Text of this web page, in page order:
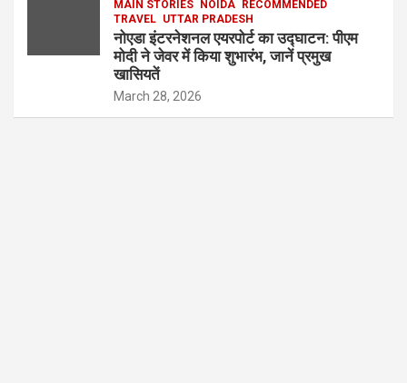
MAIN STORIES
NOIDA
RECOMMENDED
TRAVEL UTTAR PRADESH
नोएडा इंटरनेशनल एयरपोर्ट का उद्घाटन: पीएम
मोदी ने जेवर में किया शुभारंभ, जानें प्रमुख
खासियतें
March 28, 2026